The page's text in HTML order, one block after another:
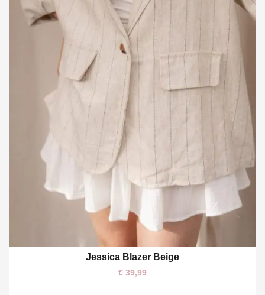
One size
Jessica Blazer Beige
€ 39,99